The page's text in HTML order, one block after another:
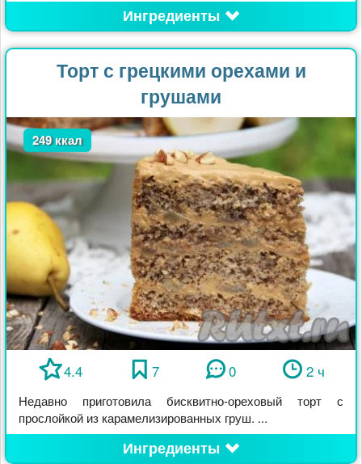
Ингредиенты
Торт с грецкими орехами и
грушами
249 ккал
4.4 7 0 2 ч
Недавно приготовила бисквитно-ореховый торт с
прослойкой из карамелизированных груш. ...
Ингредиенты